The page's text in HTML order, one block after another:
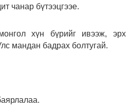
чанар бүтээцгээе.
хүн бүрийг ивээж, эрх
мандан бадрах болтугай.